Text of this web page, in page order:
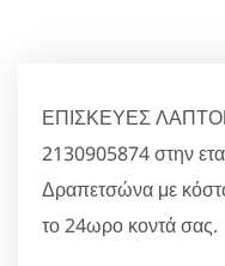
ΕΠΙΣΚΕΥΕΣ
2130905874 στην
Δραπετσώνα με
το 24ωρο κοντά σας.